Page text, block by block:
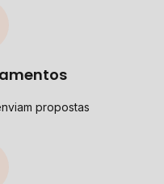
propostas